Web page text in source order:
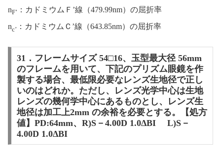
nF’ ：カドミウムＦ’線（479.99nm）の屈折率
nc’ ：カドミウムＣ’線（643.85nm）の屈折率
31．フレームサイズ 54□16、玉型最大径 56mm
のフレームを用いて、下記のプリズム眼鏡を作
製する場合、最低限必要なレンズ生地径で正し
いのはどれか。ただし、レンズ光学中心は生地
レンズの幾何学中心にあるものとし、レンズ生
地径は加工上2mm の余裕を必要とする。【処方
値】PD:64mm、R)S－4.00D 1.0ΔBI L)S－
4.00D 1.0ΔBI